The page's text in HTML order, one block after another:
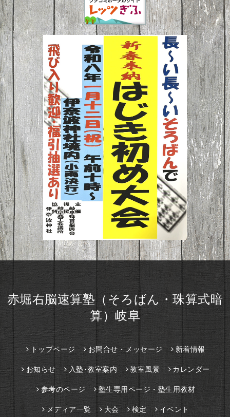
赤堀右脳速算塾（そろばん・珠算式暗
算）岐阜
トップページ お問合せ・メッセージ 新着情報
お知らせ 入塾･教室案内 教室風景 カレンダー
参考のページ 塾生専用ページ・塾生用教材
メディア一覧 大会 検定 イベント